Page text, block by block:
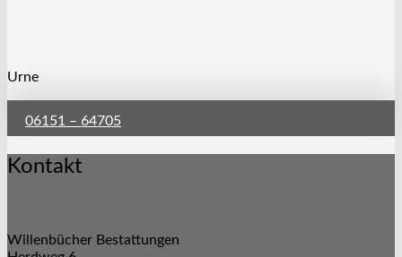
Urne
06151 – 64705
Kontakt
Willenbücher Bestattungen